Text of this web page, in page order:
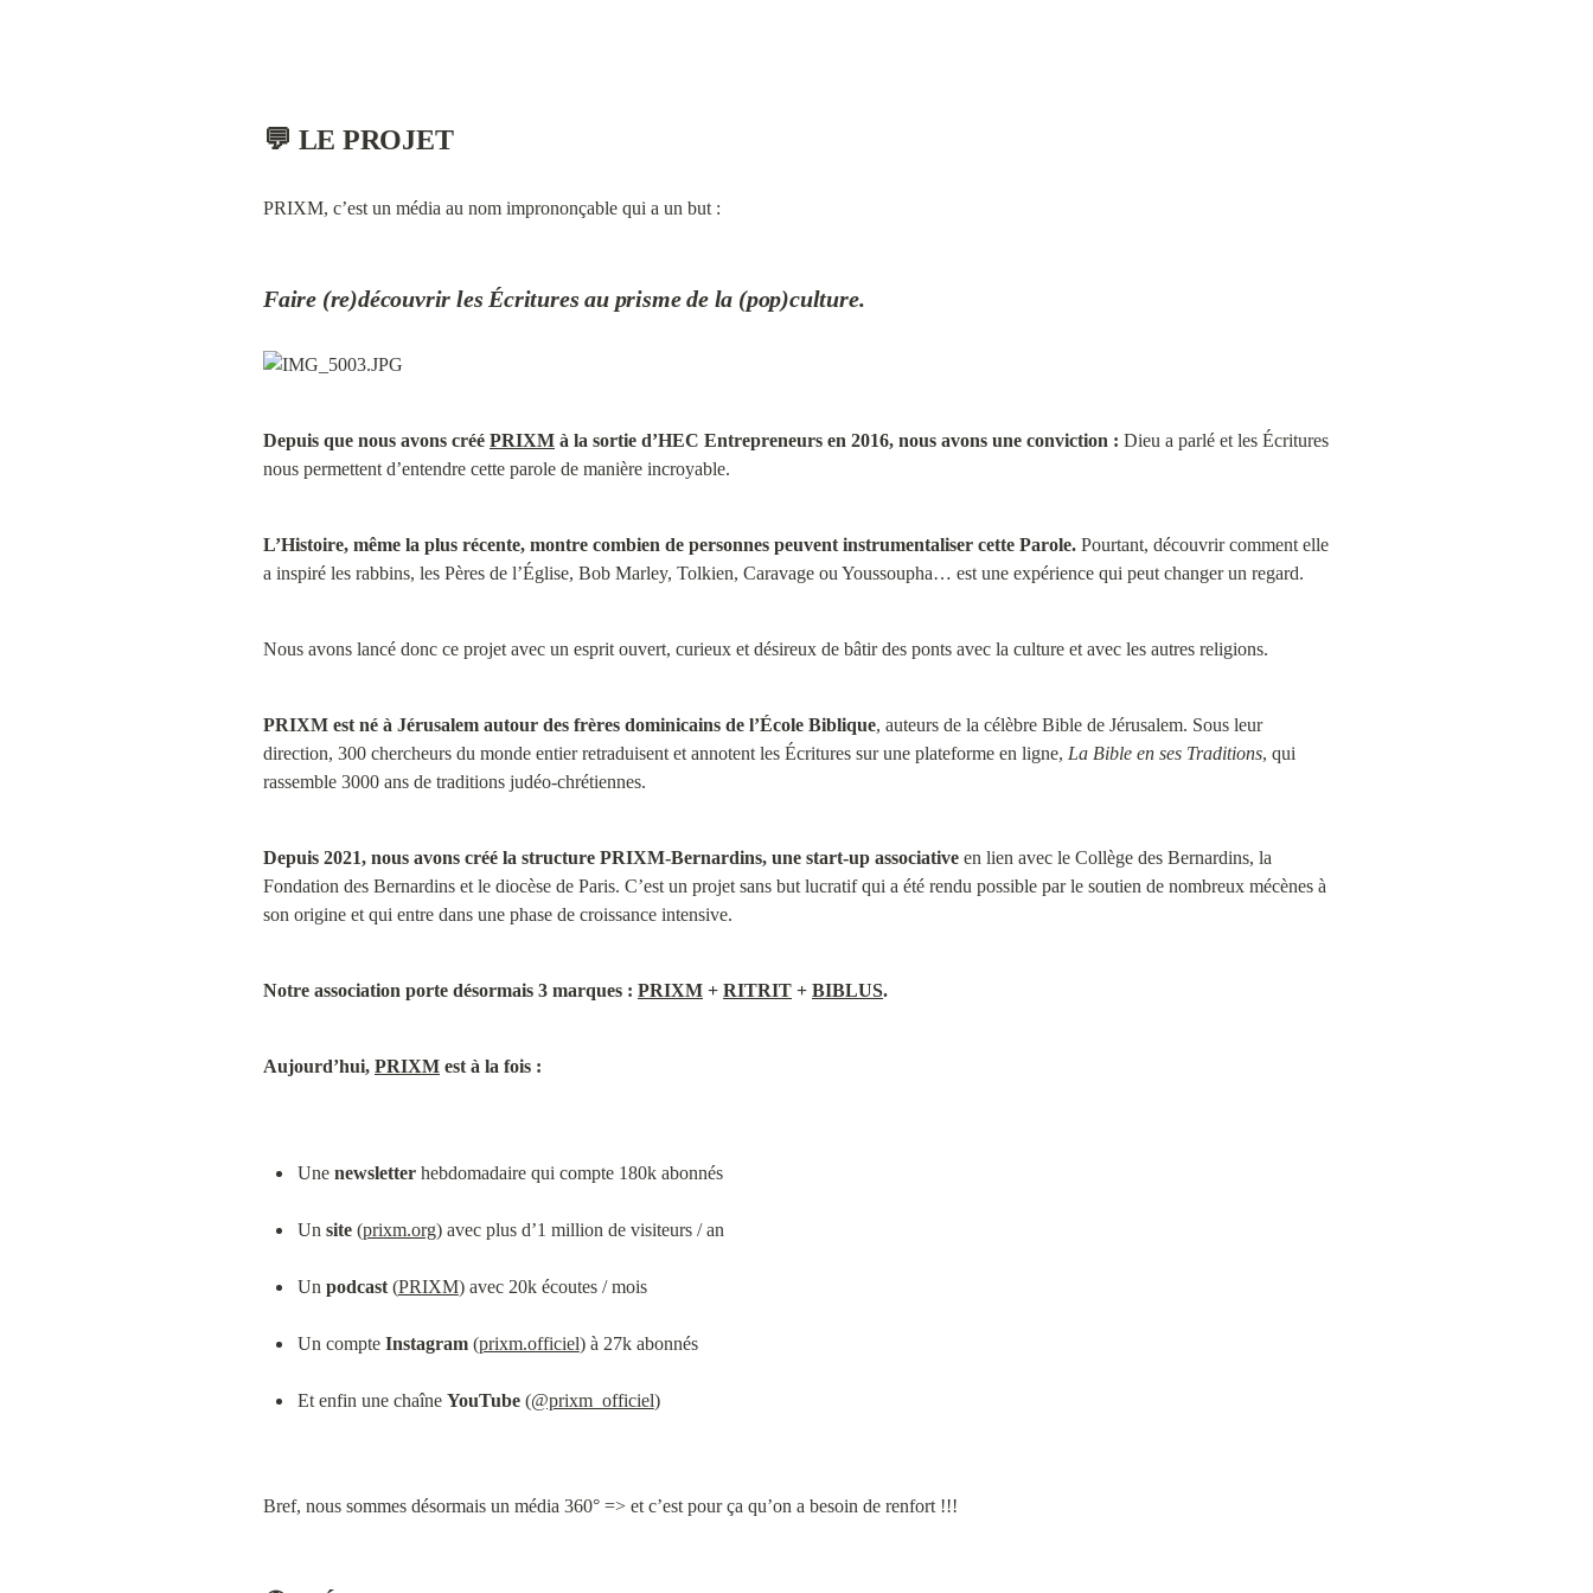
💬 LE PROJET
PRIXM, c’est un média au nom imprononçable qui a un but :
Faire (re)découvrir les Écritures au prisme de la (pop)culture.
Depuis que nous avons créé PRIXM à la sortie d’HEC Entrepreneurs en 2016, nous avons une conviction : Dieu a parlé et les Écritures
nous permettent d’entendre cette parole de manière incroyable.
L’Histoire, même la plus récente, montre combien de personnes peuvent instrumentaliser cette Parole. Pourtant, découvrir comment elle
a inspiré les rabbins, les Pères de l’Église, Bob Marley, Tolkien, Caravage ou Youssoupha… est une expérience qui peut changer un regard.
Nous avons lancé donc ce projet avec un esprit ouvert, curieux et désireux de bâtir des ponts avec la culture et avec les autres religions.
PRIXM est né à Jérusalem autour des frères dominicains de l’École Biblique, auteurs de la célèbre Bible de Jérusalem. Sous leur
direction, 300 chercheurs du monde entier retraduisent et annotent les Écritures sur une plateforme en ligne, La Bible en ses Traditions, qui
rassemble 3000 ans de traditions judéo-chrétiennes.
Depuis 2021, nous avons créé la structure PRIXM-Bernardins, une start-up associative en lien avec le Collège des Bernardins, la
Fondation des Bernardins et le diocèse de Paris. C’est un projet sans but lucratif qui a été rendu possible par le soutien de nombreux mécènes à
son origine et qui entre dans une phase de croissance intensive.
Notre association porte désormais 3 marques : PRIXM + RITRIT + BIBLUS.
Aujourd’hui, PRIXM est à la fois :
Une newsletter hebdomadaire qui compte 180k abonnés
Un site (prixm.org) avec plus d’1 million de visiteurs / an
Un podcast (PRIXM) avec 20k écoutes / mois
Un compte Instagram (prixm.officiel) à 27k abonnés
Et enfin une chaîne YouTube (@prixm_officiel)
Bref, nous sommes désormais un média 360° => et c’est pour ça qu’on a besoin de renfort !!!